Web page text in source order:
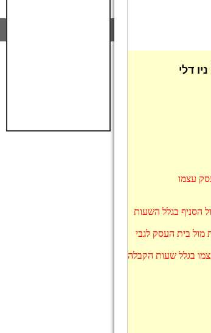
דלי
עצמו
הסניף בגלל השעות
מול בית העסק לגבי
בגלל שעות הקבלה